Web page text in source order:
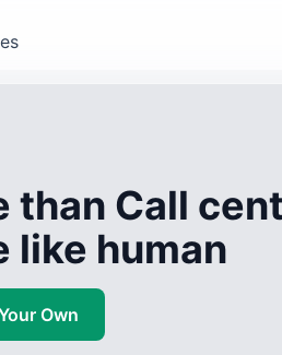
than Call
like human
Own